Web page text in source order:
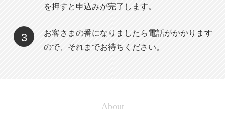
を押すと申込みが完了します。
3
お客さまの番になりましたら電話がかかります
ので、それまでお待ちください。
About